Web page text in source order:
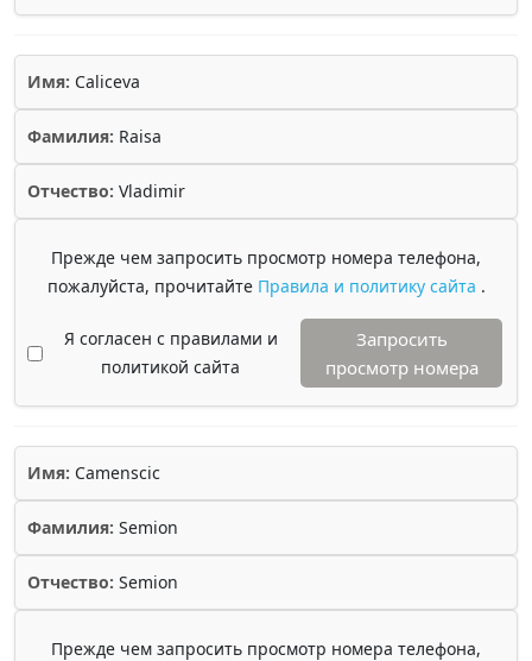
Имя: Caliceva
Фамилия: Raisa
Отчество: Vladimir
Прежде чем запросить просмотр номера телефона,
пожалуйста, прочитайте Правила и политику сайта .
Я согласен с правилами и
политикой сайта
Запросить
просмотр номера
Имя: Camenscic
Фамилия: Semion
Отчество: Semion
Прежде чем запросить просмотр номера телефона,